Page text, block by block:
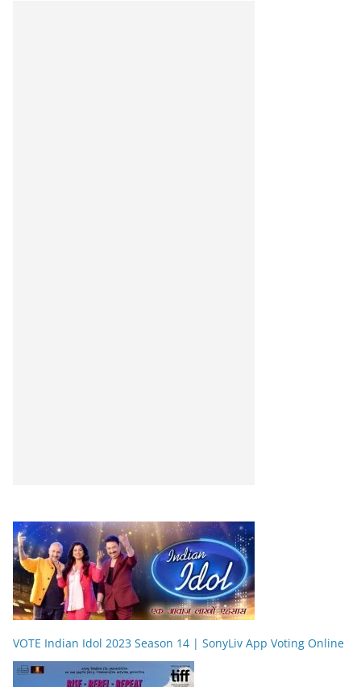
VOTE Indian Idol 2023 Season 14 | SonyLiv App Voting Online